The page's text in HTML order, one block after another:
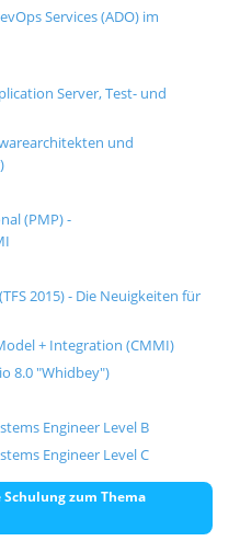
Services (ADO) im
Server, Test- und
und
(PMP) -
2015) - Die Neuigkeiten für
+ Integration (CMMI)
8.0 "Whidbey")
Engineer Level B
Engineer Level C
zum Thema